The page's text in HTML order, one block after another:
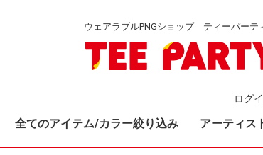
ウェアラブルPNGショップ ティーパーテ
ログ
全てのアイテム/カラー絞り込み アーティス